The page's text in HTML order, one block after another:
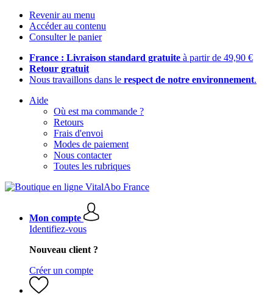
Revenir au menu
Accéder au contenu
Consulter le panier
France : Livraison standard gratuite à partir de 49,90 €
Retour gratuit
Nous travaillons dans le respect de notre environnement.
Aide
Où est ma commande ?
Retours
Frais d'envoi
Modes de paiement
Nous contacter
Toutes les rubriques
Mon compte
Identifiez-vous
Nouveau client ?
Créer un compte